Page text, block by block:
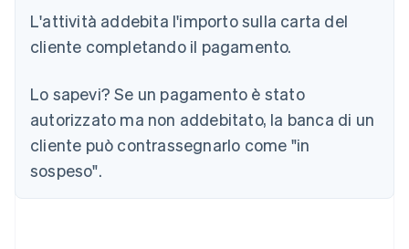
L'attività addebita l'importo sulla carta del
cliente completando il pagamento.
Lo sapevi? Se un pagamento è stato
autorizzato ma non addebitato, la banca di un
cliente può contrassegnarlo come "in
sospeso".